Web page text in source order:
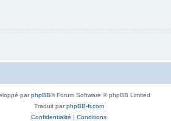
parphpBB® Forum Software © phpBB Limited
Traduit parphpBB-fr.com
Confidentialité | Conditions